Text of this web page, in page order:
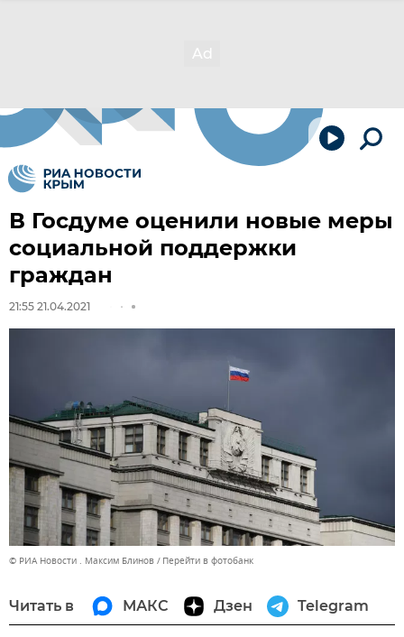
В Госдуме оценили новые меры
социальной поддержки
граждан
21:55 21.04.2021
© РИА Новости . Максим Блинов Перейти в фотобанк
Читать в МАКС Дзен Telegram